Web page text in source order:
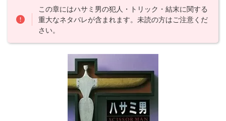
この章にはハサミ男の犯人・トリック・結末に関する
重大なネタバレが含まれます。未読の方はご注意くだ
さい。